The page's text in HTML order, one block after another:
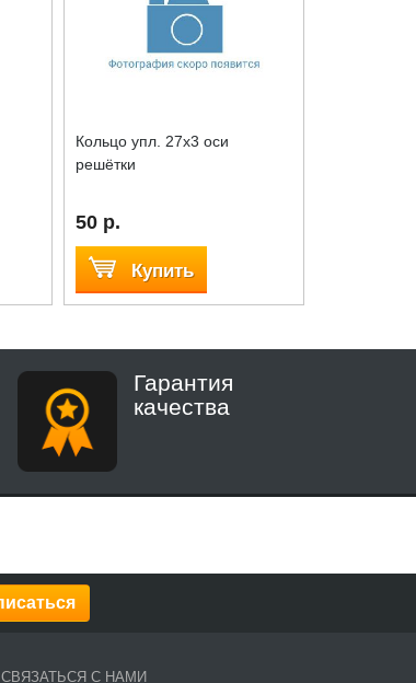
Кольцо упл. 27x3 оси
решётки
50 р.
Купить
Гарантия
качества
СВЯЗАТЬСЯ С НАМИ